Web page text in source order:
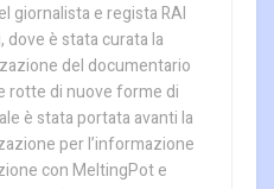
giornalista e regista RAI
è stata curata la
del documentario
rotte di nuove forme di
è stata portata avanti la
per l’informazione
con MeltingPot e